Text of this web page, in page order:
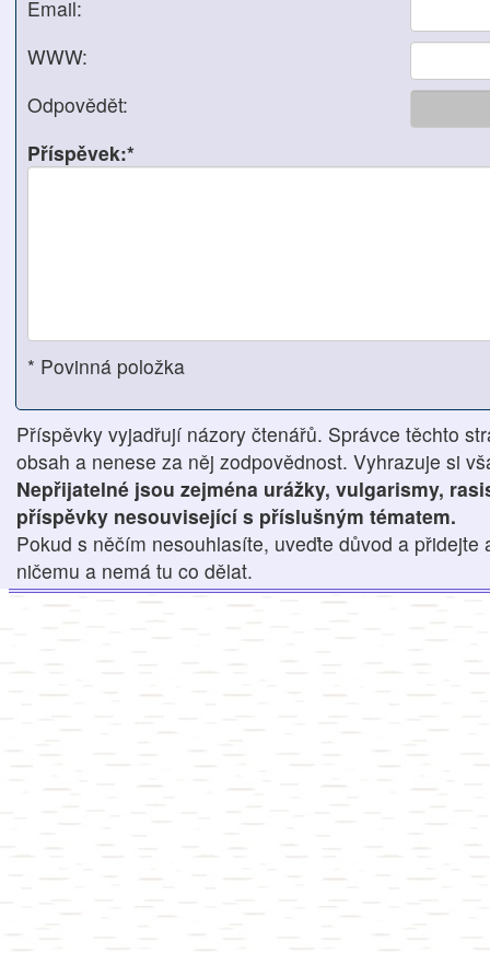
Email:
WWW:
Odpovědět:
Příspěvek:*
* Povinná položka
Příspěvky vyjadřují názory čtenářů. Správce těchto
obsah a nenese za něj zodpovědnost. Vyhrazuje si
Nepřijatelné jsou zejména urážky, vulgarismy,
příspěvky nesouvisející s příslušným tématem.
Pokud s něčím nesouhlasíte, uveďte důvod a přidejte
ničemu a nemá tu co dělat.